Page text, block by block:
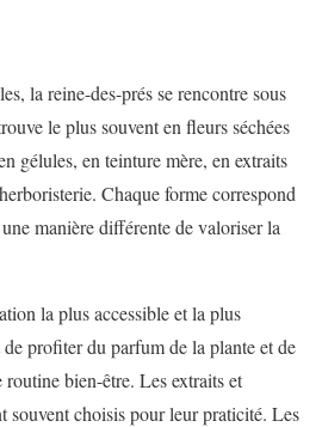
la reine-des-prés se rencontre sous
le plus souvent en fleurs séchées
gélules, en teinture mère, en extraits
Chaque forme correspond
manière différente de valoriser la
la plus accessible et la plus
profiter du parfum de la plante et de
bien-être. Les extraits et
souvent choisis pour leur praticité. Les